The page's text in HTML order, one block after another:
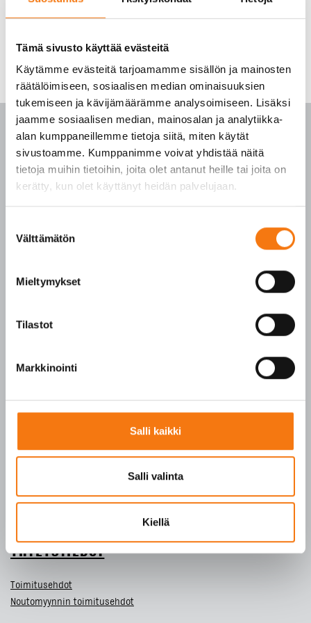
Tämä sivusto käyttää evästeitä
Käytämme evästeitä tarjoamamme sisällön ja mainosten
räätälöimiseen, sosiaalisen median ominaisuuksien
tukemiseen ja kävijämäärämme analysoimiseen. Lisäksi
jaamme sosiaalisen median, mainosalan ja analytiikka-
alan kumppaneillemme tietoja siitä, miten käytät
sivustoamme. Kumppanimme voivat yhdistää näitä
tietoja muihin tietoihin, joita olet antanut heille tai joita on
kerätty, kun olet käyttänyt heidän palvelujaan.
valinta
Välttämätön
Mieltymykset
Tilastot
Markkinointi
Salli kaikki
Salli valinta
Kiellä
PALVELUKESKUS
Seepsulan tuotteilla on seuraavat laatusertifikaatit:
SFS-EN 12620
YRITYS
YHTEYSTIEDOT
Toimitusehdot
Noutomyynnin toimitusehdot